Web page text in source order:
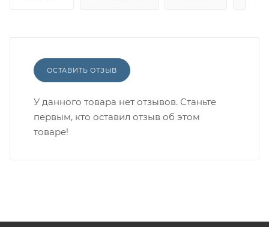
ОСТАВИТЬ ОТЗЫВ
У данного товара нет отзывов. Станьте
первым, кто оставил отзыв об этом
товаре!